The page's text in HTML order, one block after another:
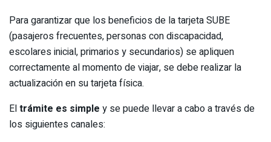
Para garantizar que los beneficios de la tarjeta SUBE
(pasajeros frecuentes, personas con discapacidad,
escolares inicial, primarios y secundarios) se apliquen
correctamente al momento de viajar, se debe realizar la
actualización en su tarjeta física.
Eltrámite es simple y se puede llevar a cabo a través de
los siguientes canales: